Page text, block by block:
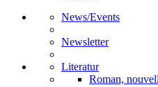
News/Events
Newsletter
Literatur
Roman,